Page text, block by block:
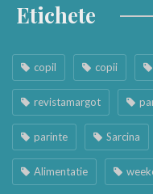
Etichete
copil copii
revistamargot
parinte Sarcina
Alimentatie